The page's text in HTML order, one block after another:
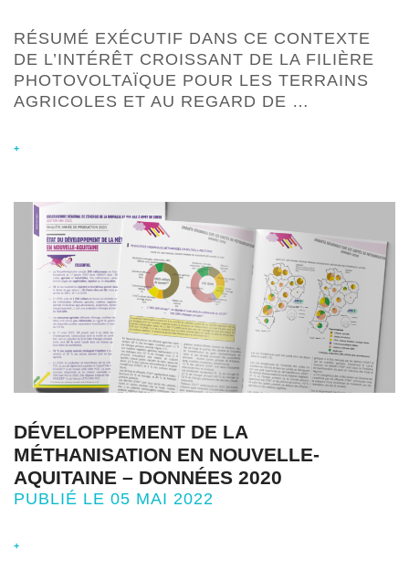
RÉSUMÉ EXÉCUTIF DANS CE CONTEXTE
DE L’INTÉRÊT CROISSANT DE LA FILIÈRE
PHOTOVOLTAÏQUE POUR LES TERRAINS
AGRICOLES ET AU REGARD DE …
+
DÉVELOPPEMENT DE LA
MÉTHANISATION EN NOUVELLE-
AQUITAINE – DONNÉES 2020
PUBLIÉ LE 05 MAI 2022
+